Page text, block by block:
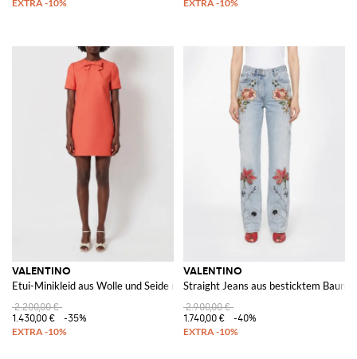
VALENTINO
Etui-Minikleid aus Wolle und Seide mit Schleifendetail und V-Ausschnitt
2.200,00 €
1.430,00 €
-35%
VALENTINO
Straight Jeans aus besticktem
2.900,00 €
1.740,00 €
-40%